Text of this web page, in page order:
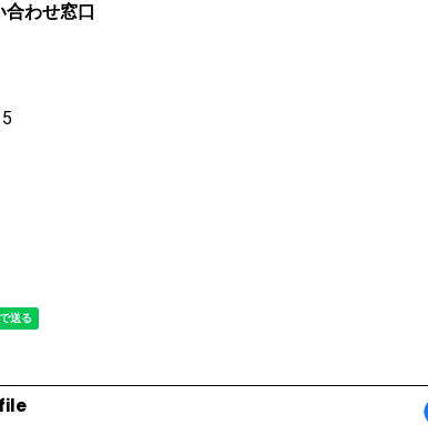
わせ窓口